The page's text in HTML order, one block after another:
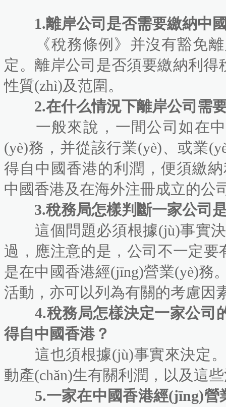
1.離岸公司是否需要繳納中國香
《稅務條例》并沒有豁免離
定。離岸公司是否須要繳納利
性質(zhì)及范圍。
2.在什么情況下離岸公司需要繳
一般來說，一間公司如在中
(yè)務，并從該行業(yè)、或
得自中國香港的利潤，便須繳
中國香港及在海外注冊成立的公
3.稅務局怎樣判斷一家公司是
這個問題必須根據(jù)事實決定
過，應注意的是，公司不一
是在中國香港經(jīng)營業(yè)務
活動，亦可以列為有關的考慮因
4.稅務局怎樣決定一家公司
得自中國香港？
這也須根據(jù)事實來決定
動產(chǎn)生有關利潤，以及
5.一家在中國香港經(jīng)營業